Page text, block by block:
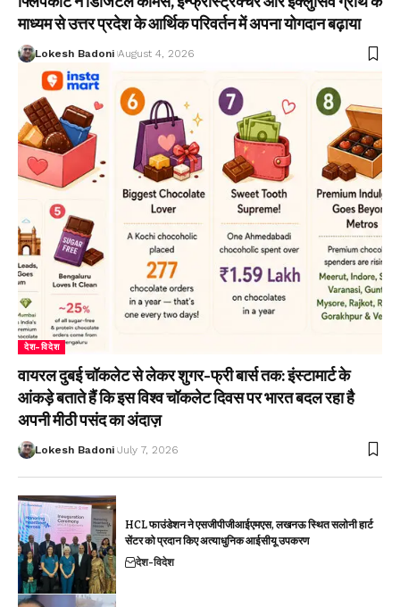
माध्यम से उत्तर प्रदेश के आर्थिक परिवर्तन में अपना योगदान बढ़ाया
Lokesh Badoni August 4, 2026
देश-विदेश
वायरल दुबई चॉकलेट से लेकर शुगर-फ्री बार्स तक: इंस्टामार्ट के
आंकड़े बताते हैं कि इस विश्व चॉकलेट दिवस पर भारत बदल रहा है
अपनी मीठी पसंद का अंदाज़
Lokesh Badoni July 7, 2026
HCL फाउंडेशन ने एसजीपीजीआईएमएस, लखनऊ स्थित सलोनी हार्ट
सेंटर को प्रदान किए अत्याधुनिक आईसीयू उपकरण
देश-विदेश